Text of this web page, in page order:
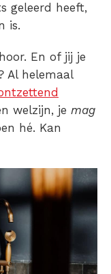
geleerd heeft,
is.
En of jij je
Al helemaal
welzijn, je mag
hé. Kan